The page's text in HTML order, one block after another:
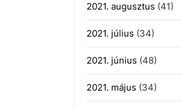
2021. augusztus (41)
2021. július (34)
2021. június (48)
2021. május (34)